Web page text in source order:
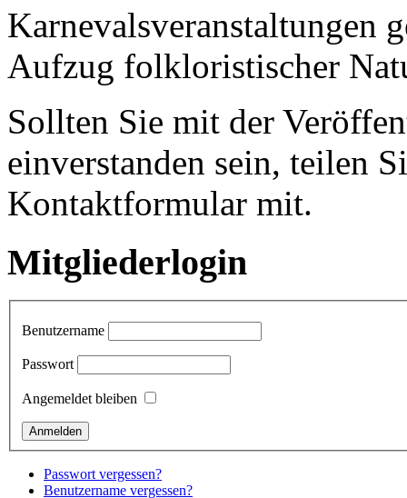
Karnevalsveranstaltungen
Aufzug folkloristischer
Sollten Sie mit der
einverstanden sein, teilen
Kontaktformular mit.
Mitgliederlogin
Benutzername
Passwort
Angemeldet bleiben
Passwort vergessen?
Benutzername vergessen?